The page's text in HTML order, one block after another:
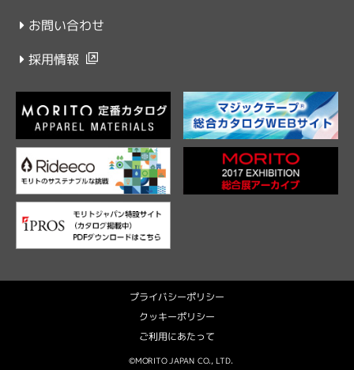
お問い合わせ
採用情報
プライバシーポリシー
クッキーポリシー
ご利用にあたって
©MORITO JAPAN CO., LTD.